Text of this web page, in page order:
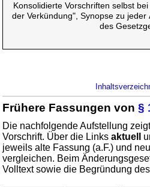
Konsolidierte Vorschriften selbst
der Verkündung", Synopse zu
des
Frühere Fassungen von§
Die nachfolgende Aufstellung
Vorschrift. Über die Linksaktuell
jeweils alte Fassung (a.F.) und
vergleichen. Beim
Volltext sowie die Begründung